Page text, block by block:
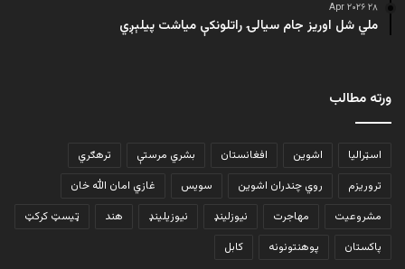
۲۸ Apr ۲۰۲۶
ملي شل اوریز جام سیالۍ راتلونکې میاشت پیلېږي
ورته مطالب
اسټرالیا اشوین افغانستان بشري مرستې
ترهګري
تروریزم
روي چندران اشوین سویس
غازي امان الله خان
مشروعیت
مهاجرت نیوزلینډ نیوزیلینډ هند
ټیسټ کرکټ
پاکستان
پوهنتونونه کابل